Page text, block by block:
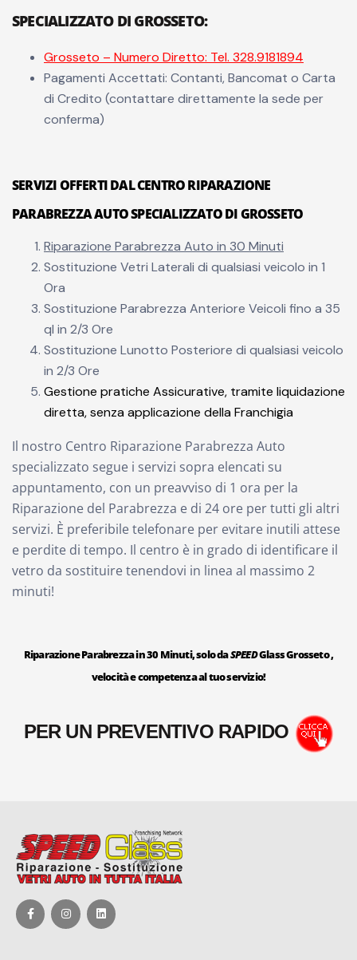
SPECIALIZZATO DI GROSSETO:
Grosseto – Numero Diretto: Tel. 328.9181894
Pagamenti Accettati: Contanti, Bancomat o Carta
di Credito (contattare direttamente la sede per
conferma)
SERVIZI OFFERTI DAL CENTRO RIPARAZIONE
PARABREZZA AUTO SPECIALIZZATO DI GROSSETO
Riparazione Parabrezza Auto in 30 Minuti
Sostituzione Vetri Laterali di qualsiasi veicolo in 1
Ora
Sostituzione Parabrezza Anteriore Veicoli fino a 35
ql in 2/3 Ore
Sostituzione Lunotto Posteriore di qualsiasi veicolo
in 2/3 Ore
Gestione pratiche Assicurative, tramite liquidazione
diretta, senza applicazione della Franchigia
Il nostro Centro Riparazione Parabrezza Auto
specializzato segue i servizi sopra elencati su
appuntamento, con un preavviso di 1 ora per la
Riparazione del Parabrezza e di 24 ore per tutti gli altri
servizi. È preferibile telefonare per evitare inutili attese
e perdite di tempo. Il centro è in grado di identificare il
vetro da sostituire tenendovi in linea al massimo 2
minuti!
Riparazione Parabrezza in 30 Minuti, solo daSPEEDGlass Grosseto ,
velocità e competenza al tuo servizio!
PER UN PREVENTIVO RAPIDO